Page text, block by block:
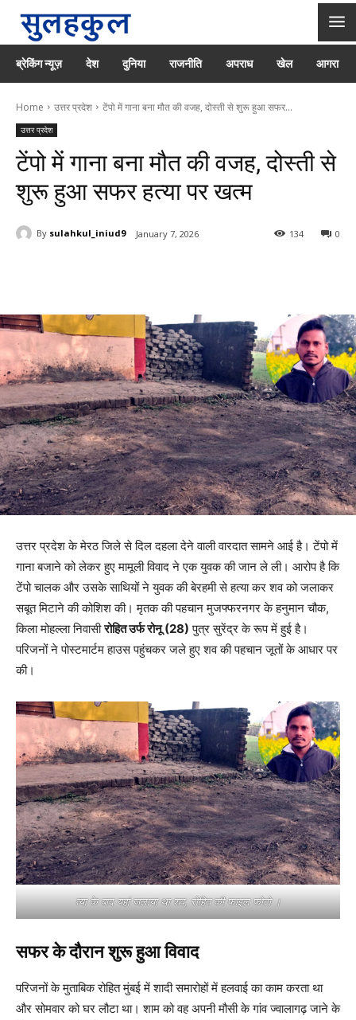
ब्रेकिंग न्यूज़ देश दुनिया राजनीति अपराध खेल आगरा
Home उत्तर प्रदेश टेंपो में गाना बना मौत की वजह, दोस्ती से शुरू हुआ सफर...
उत्तर प्रदेश
टेंपो में गाना बना मौत की वजह, दोस्ती से
शुरू हुआ सफर हत्या पर खत्म
By sulahkul_iniud9 January 7, 2026 0
134
उत्तर प्रदेश के मेरठ जिले से दिल दहला देने वाली वारदात सामने आई है। टेंपो में
गाना बजाने को लेकर हुए मामूली विवाद ने एक युवक की जान ले ली। आरोप है कि
टेंपो चालक और उसके साथियों ने युवक की बेरहमी से हत्या कर शव को जलाकर
सबूत मिटाने की कोशिश की। मृतक की पहचान मुजफ्फरनगर के हनुमान चौक,
किला मोहल्ला निवासीरोहित उर्फ रोनू (28) पुत्र सुरेंद्र के रूप में हुई है।
परिजनों ने पोस्टमार्टम हाउस पहुंचकर जले हुए शव की पहचान जूतों के आधार पर
की।
त्या के बाद यहां जलाया था शव, रोहित की फाइल फोटो ।
सफर के दौरान शुरू हुआ विवाद
परिजनों के मुताबिक रोहित मुंबई में शादी समारोहों में हलवाई का काम करता था
और सोमवार को घर लौटा था। शाम को वह अपनी मौसी के गांव ज्वालागढ़ जाने के